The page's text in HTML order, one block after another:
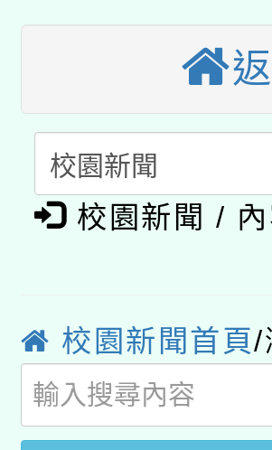
招)
本館辦理115
暨閱讀推動專
科技賦能─人
礎課程
A3數位素養
「數位內容
pilot」
有關大陸委員
薪期間赴陸
轉知經濟部
用水績優單位
動」
桃園市孔廟
開 智慧啟航」
2026年桃園
校園新聞 / 內
校園新聞首頁/